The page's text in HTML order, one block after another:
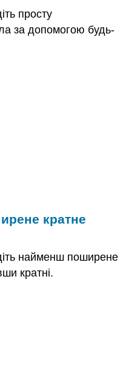
просту
за допомогою будь-
кратне
найменш поширене
кратні.